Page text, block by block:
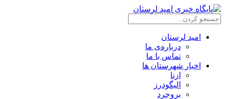
امید لرستان
درباره‌ی ما
تماس با ما
اخبار شهرستان ها
ازنا
الیگودرز
بروجرد